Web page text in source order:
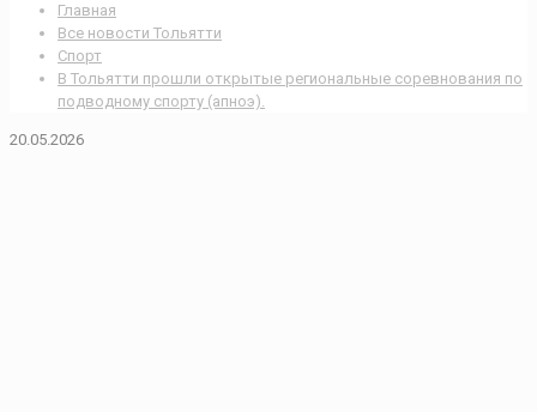
Главная
Все новости Тольятти
Спорт
В Тольятти прошли открытые региональные соревнования по
подводному спорту (апноэ).
20.05.2026